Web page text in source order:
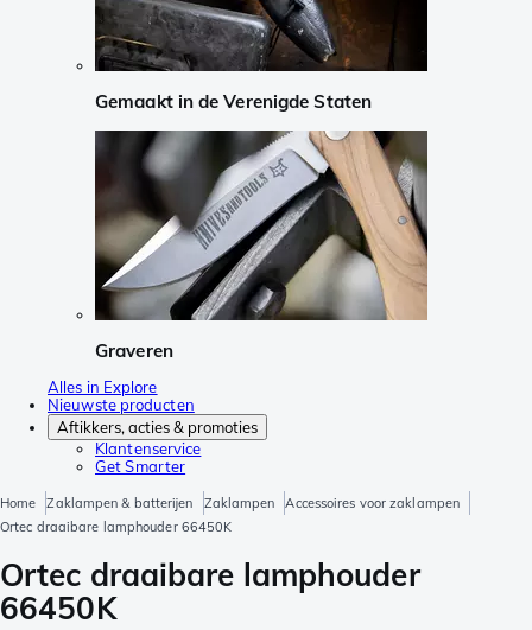
Gemaakt in de Verenigde Staten
Graveren
Alles in Explore
Nieuwste producten
Aftikkers, acties & promoties
Klantenservice
Get Smarter
Home Zaklampen & batterijen Zaklampen
Accessoires voor zaklampen
Ortec draaibare lamphouder 66450K
Ortec draaibare lamphouder
66450K